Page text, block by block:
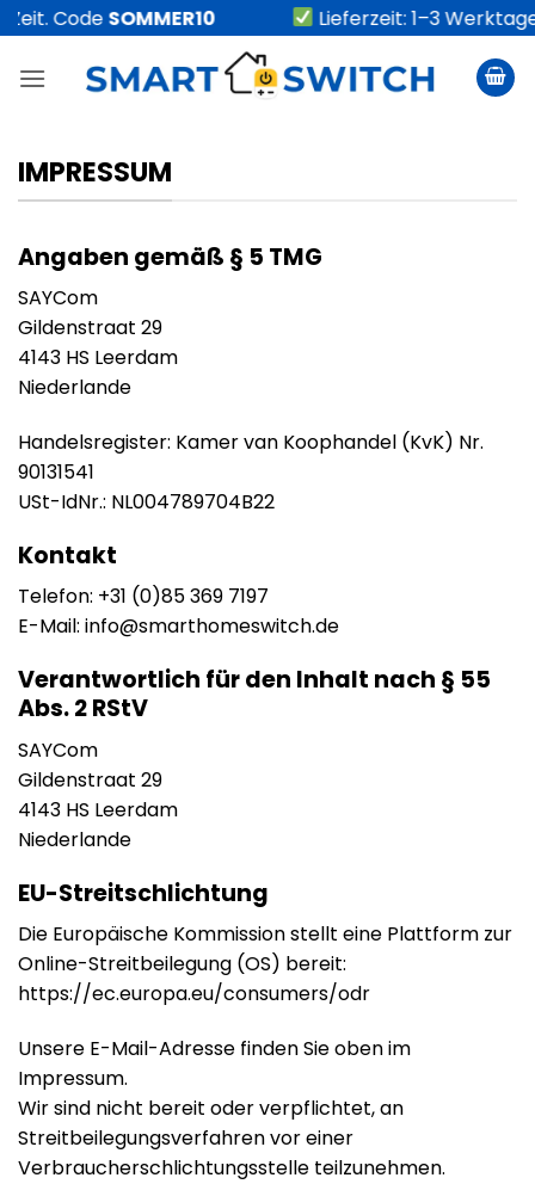
Zum
Inhalt
springen
CodeSOMMER10 Lieferzeit: 1–3 Werktage
IMPRESSUM
Angaben gemäß § 5 TMG
SAYCom
Gildenstraat 29
4143 HS Leerdam
Niederlande
Handelsregister: Kamer van Koophandel (KvK) Nr.
90131541
USt-IdNr.: NL004789704B22
Kontakt
Telefon: +31 (0)85 369 7197
E-Mail: info@smarthomeswitch.de
Verantwortlich für den Inhalt nach § 55
Abs. 2 RStV
SAYCom
Gildenstraat 29
4143 HS Leerdam
Niederlande
EU-Streitschlichtung
Die Europäische Kommission stellt eine Plattform zur
Online-Streitbeilegung (OS) bereit:
https://ec.europa.eu/consumers/odr
Unsere E-Mail-Adresse finden Sie oben im
Impressum.
Wir sind nicht bereit oder verpflichtet, an
Streitbeilegungsverfahren vor einer
Verbraucherschlichtungsstelle teilzunehmen.